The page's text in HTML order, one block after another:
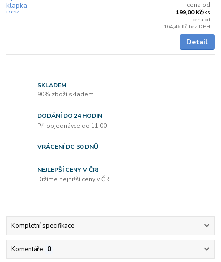
cena od
199,00 Kč/ks
cena od
164,46 Kč bez DPH
Detail
SKLADEM
90% zboží skladem
DODÁNÍ DO 24 HODIN
Při objednávce do 11:00
VRÁCENÍ DO 30 DNŮ
NEJLEPŠÍ CENY V ČR!
Držíme nejnižší ceny v ČR
Kompletní specifikace
Komentáře 0